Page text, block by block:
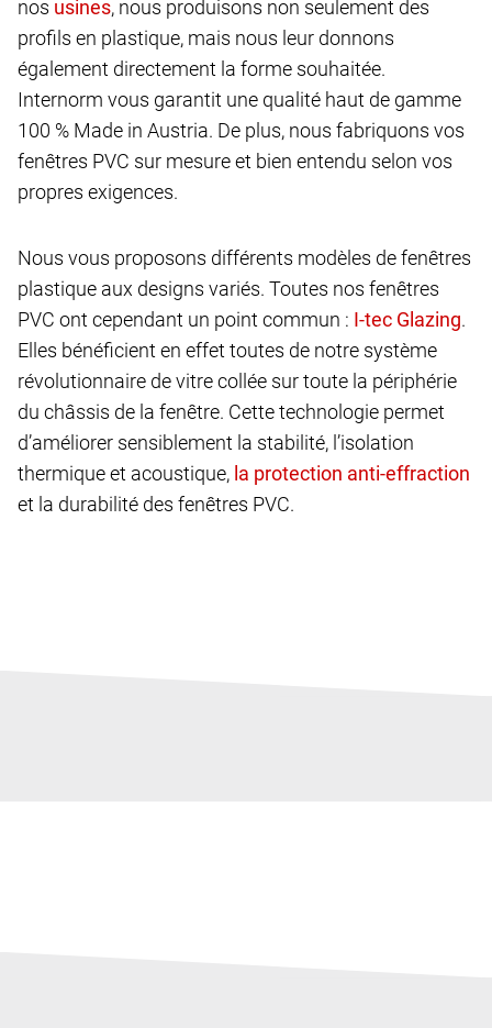
nos
, nous produisons non seulement des
profils en plastique, mais nous leur donnons
également directement la forme souhaitée.
Internorm vous garantit une qualité haut de gamme
100 % Made in Austria. De plus, nous fabriquons vos
fenêtres PVC sur mesure et bien entendu selon vos
propres exigences.
Nous vous proposons différents modèles de fenêtres
plastique aux designs variés. Toutes nos fenêtres
PVC ont cependant un point commun :
.
Elles bénéficient en effet toutes de notre système
révolutionnaire de vitre collée sur toute la périphérie
du châssis de la fenêtre. Cette technologie permet
d’améliorer sensiblement la stabilité, l’isolation
thermique et acoustique,
et la durabilité des fenêtres PVC.